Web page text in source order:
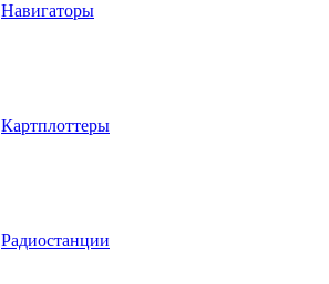
Навигаторы
Картплоттеры
Радиостанции